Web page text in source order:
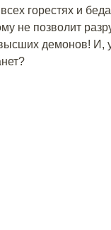
горестях и
не позволит
демонов! И,